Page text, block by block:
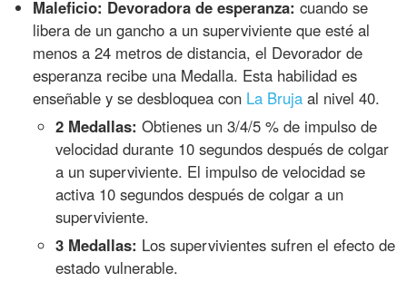
Maleficio: Devoradora de esperanza: cuando se
libera de un gancho a un superviviente que esté al
menos a 24 metros de distancia, el Devorador de
esperanza recibe una Medalla. Esta habilidad es
enseñable y se desbloquea con La Bruja al nivel 40.
2 Medallas: Obtienes un 3/4/5 % de impulso de
velocidad durante 10 segundos después de colgar
a un superviviente. El impulso de velocidad se
activa 10 segundos después de colgar a un
superviviente.
3 Medallas: Los supervivientes sufren el efecto de
estado vulnerable.